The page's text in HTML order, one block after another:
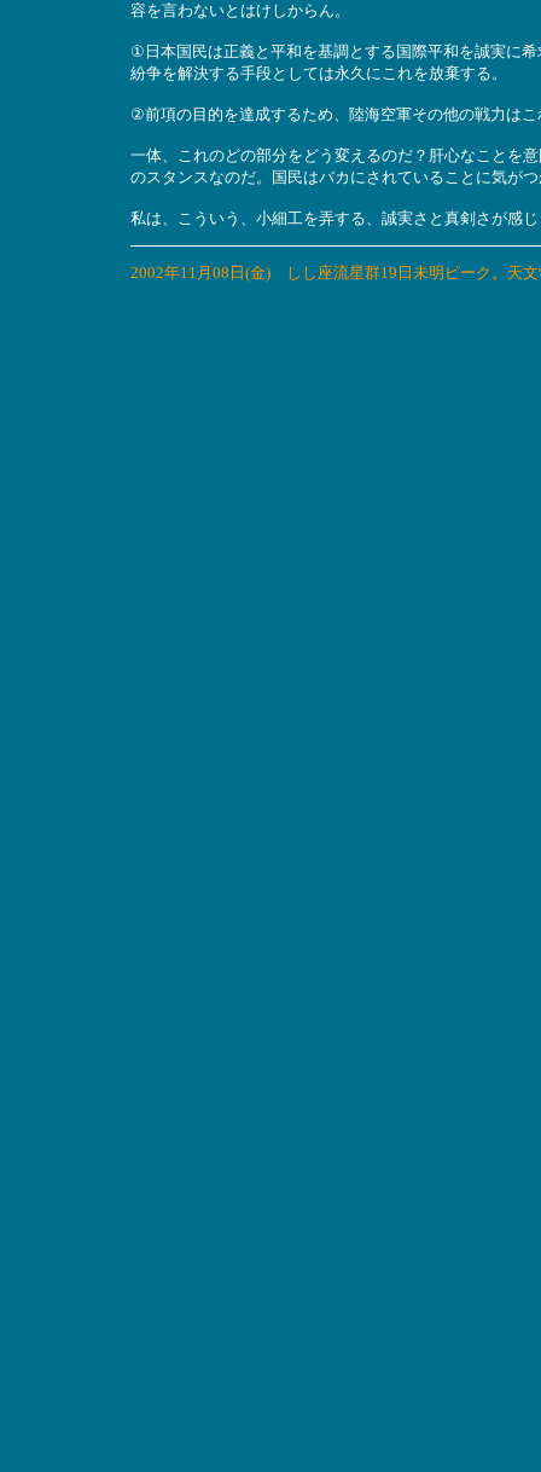
容を言わないとはけしからん。
①日本国民は正義と平和を基調とする国際平和を誠実に
紛争を解決する手段としては永久にこれを放棄する。
②前項の目的を達成するため、陸海空軍その他の戦力は
一体、これのどの部分をどう変えるのだ？肝心なことを
のスタンスなのだ。国民はバカにされていることに気が
私は、こういう、小細工を弄する、誠実さと真剣さが感
2002年11月08日(金) しし座流星群19日未明ピーク。天